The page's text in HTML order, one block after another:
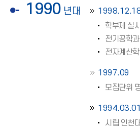
1990 년대
학부제 실시
전기공학
전자계산
1997.09
모집단위
1994.03.01
시립 인천